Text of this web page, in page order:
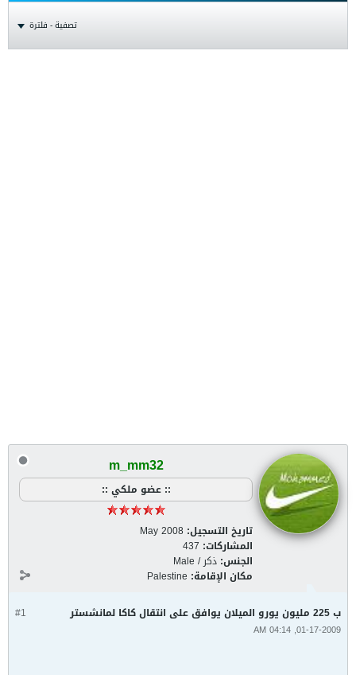
تصفية - فلترة
m_mm32
:: عضو ملكي ::
تاريخ التسجيل: May 2008
المشاركات: 437
الجنس: ذكر / Male
مكان الإقامة: Palestine
#1 ب 225 مليون يورو الميلان يوافق على انتقال كاكا لمانشستر
01-17-2009, 04:14 AM